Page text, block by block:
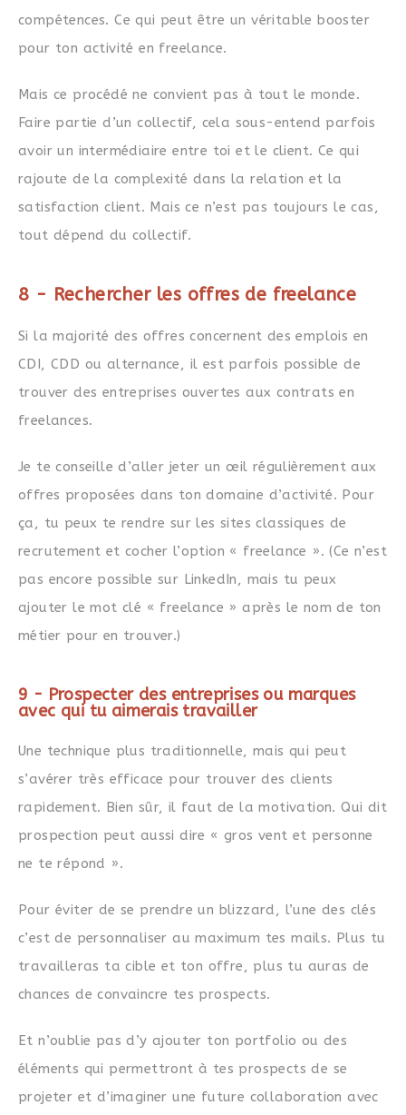
compétences. Ce qui peut être un véritable booster
pour ton activité en freelance.
Mais ce procédé ne convient pas à tout le monde.
Faire partie d’un collectif, cela sous-entend parfois
avoir un intermédiaire entre toi et le client. Ce qui
rajoute de la complexité dans la relation et la
satisfaction client. Mais ce n’est pas toujours le cas,
tout dépend du collectif.
8 - Rechercher les offres de freelance
Si la majorité des offres concernent des emplois en
CDI, CDD ou alternance, il est parfois possible de
trouver des entreprises ouvertes aux contrats en
freelances.
Je te conseille d’aller jeter un œil régulièrement aux
offres proposées dans ton domaine d’activité. Pour
ça, tu peux te rendre sur les sites classiques de
recrutement et cocher l’option « freelance ». (Ce n’est
pas encore possible sur LinkedIn, mais tu peux
ajouter le mot clé « freelance » après le nom de ton
métier pour en trouver.)
9 - Prospecter des entreprises ou marques
avec qui tu aimerais travailler
Une technique plus traditionnelle, mais qui peut
s’avérer très efficace pour trouver des clients
rapidement. Bien sûr, il faut de la motivation. Qui dit
prospection peut aussi dire « gros vent et personne
ne te répond ».
Pour éviter de se prendre un blizzard, l’une des clés
c’est de personnaliser au maximum tes mails. Plus tu
travailleras ta cible et ton offre, plus tu auras de
chances de convaincre tes prospects.
Et n’oublie pas d’y ajouter ton portfolio ou des
éléments qui permettront à tes prospects de se
projeter et d’imaginer une future collaboration avec